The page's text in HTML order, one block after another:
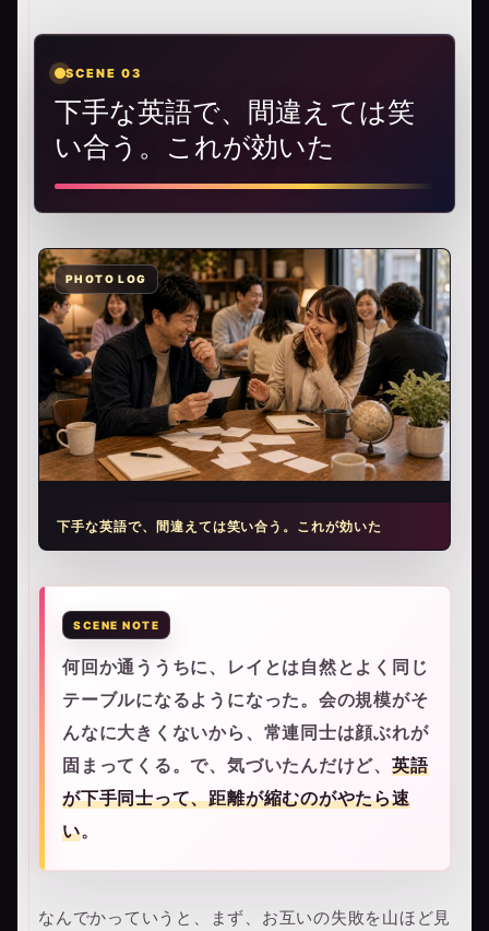
SCENE 03
下手な英語で、間違えては笑
い合う。これが効いた
下手な英語で、間違えては笑い合う。これが効いた
何回か通ううちに、レイとは自然とよく同じ
テーブルになるようになった。会の規模がそ
んなに大きくないから、常連同士は顔ぶれが
固まってくる。で、気づいたんだけど、 英語
が下手同士って、距離が縮むのがやたら速
い。
なんでかっていうと、まず、お互いの失敗を山ほど見